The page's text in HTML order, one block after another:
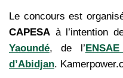
Le concours est
CAPESA à l’intention
Yaoundé, de l’
d’Abidjan.